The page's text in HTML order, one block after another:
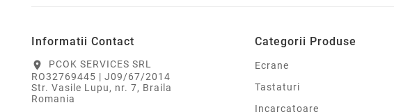
Informatii Contact
location_on
PCOK SERVICES SRL
RO32769445 | J09/67/2014
Str. Vasile Lupu, nr. 7, Braila
Romania
Categorii Produse
Ecrane
Tastaturi
Incarcatoare